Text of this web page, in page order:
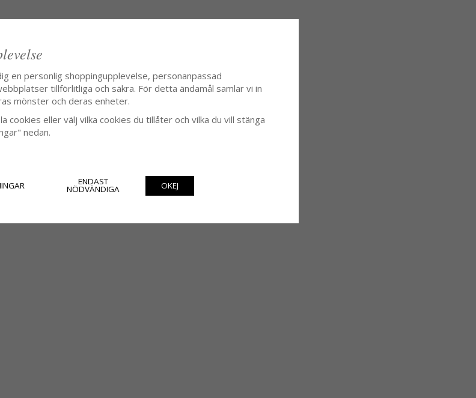
en personlig shoppingupplevelse, personanpassad
tillförlitliga och säkra. För detta ändamål samlar vi in
mönster och deras enheter.
cookies eller välj vilka cookies du tillåter och vilka du vill stänga
nedan.
ENDAST
NÖDVÄNDIGA OKEJ